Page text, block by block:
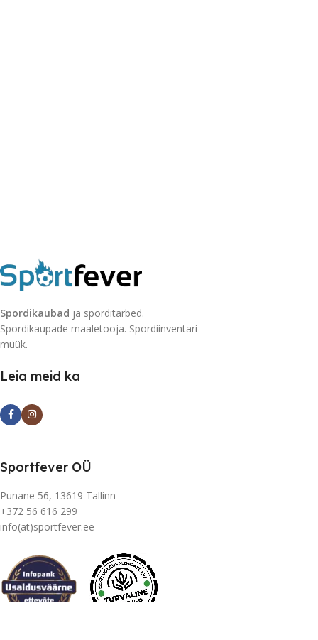
Spordikaubad ja sporditarbed.
Spordikaupade maaletooja. Spordiinventari
müük.
Leia meid ka
Sportfever OÜ
Punane 56, 13619 Tallinn
+372 56 616 299
info(at)sportfever.ee